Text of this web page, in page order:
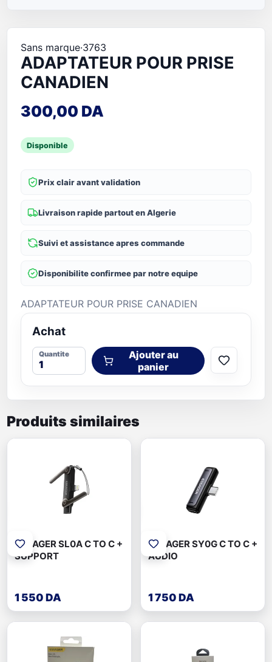
Sans marque·3763
ADAPTATEUR POUR PRISE
CANADIEN
300,00 DA
Disponible
Prix clair avant validation
Livraison rapide partout en Algerie
Suivi et assistance apres commande
Disponibilite confirmee par notre equipe
ADAPTATEUR POUR PRISE CANADIEN
Achat
Quantite
Ajouter au
panier
Produits similaires
ESSAGER SL0A C TO C +
SUPPORT
1 550 DA
ESSAGER SY0G C TO C +
AUDIO
1 750 DA